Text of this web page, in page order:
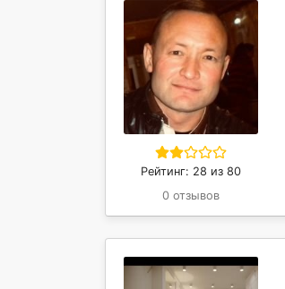
Рейтинг: 28 из 80
0 отзывов